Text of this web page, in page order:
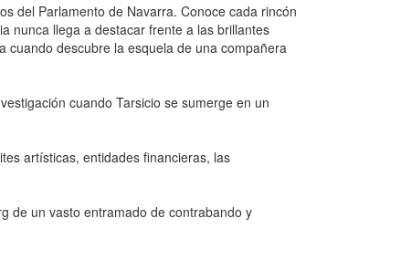
del Parlamento de Navarra. Conoce cada rincón
nunca llega a destacar frente a las brillantes
cuando descubre la esquela de una compañera
cuando Tarsicio se sumerge en un
artísticas, entidades financieras, las
de un vasto entramado de contrabando y